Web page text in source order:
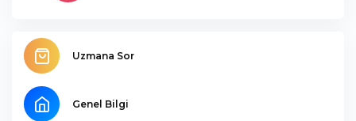
Uzmana Sor
Genel Bilgi